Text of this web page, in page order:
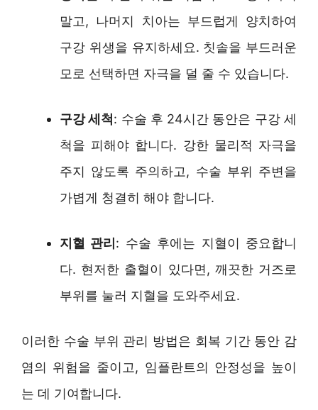
말고, 나머지 치아는 부드럽게 양치하여
구강 위생을 유지하세요. 칫솔을 부드러운
모로 선택하면 자극을 덜 줄 수 있습니다.
구강 세척: 수술 후 24시간 동안은 구강 세
척을 피해야 합니다. 강한 물리적 자극을
주지 않도록 주의하고, 수술 부위 주변을
가볍게 청결히 해야 합니다.
지혈 관리: 수술 후에는 지혈이 중요합니
다. 현저한 출혈이 있다면, 깨끗한 거즈로
부위를 눌러 지혈을 도와주세요.
이러한 수술 부위 관리 방법은 회복 기간 동안 감
염의 위험을 줄이고, 임플란트의 안정성을 높이
는 데 기여합니다.